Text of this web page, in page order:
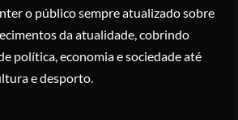
Leão XIV em Malabo: “Nome de
Deus não pode ser profanado por
de domínio”
Posted on 4 months ago
o público sempre atualizado sobre
da atualidade, cobrindo
política, economia e sociedade até
e desporto.